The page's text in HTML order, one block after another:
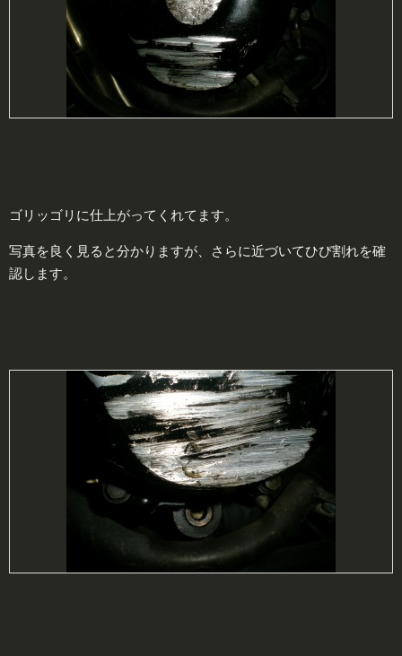
ゴリッゴリに仕上がってくれてます。
写真を良く見ると分かりますが、さらに近づいてひび割れを確
認します。